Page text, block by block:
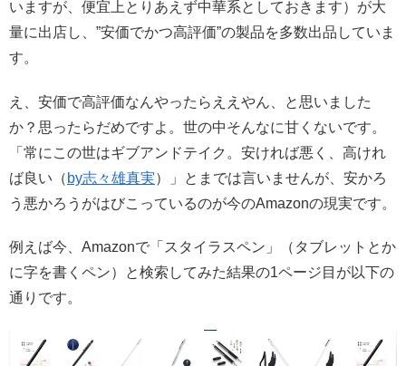
いますが、便宜上とりあえず中華系としておきます）が大
量に出店し、”安価でかつ高評価”の製品を多数出品していま
す。
え、安価で高評価なんやったらええやん、と思いました
か？思ったらだめですよ。世の中そんなに甘くないです。
「常にこの世はギブアンドテイク。安ければ悪く、高けれ
ば良い（ by志々雄真実）」とまでは言いませんが、安かろ
う悪かろうがはびこっているのが今のAmazonの現実です。
例えば今、Amazonで「スタイラスペン」（タブレットとか
に字を書くペン）と検索してみた結果の1ページ目が以下の
通りです。